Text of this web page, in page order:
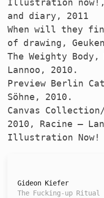
and diary, 2011
When will they
of drawing,
The Weighty
Lannoo, 2010.
Preview Berlin
Söhne, 2010.
Canvas
2010, Racine –
Illustration Now!
Gideon Kiefer
The Fucking-up Ritual